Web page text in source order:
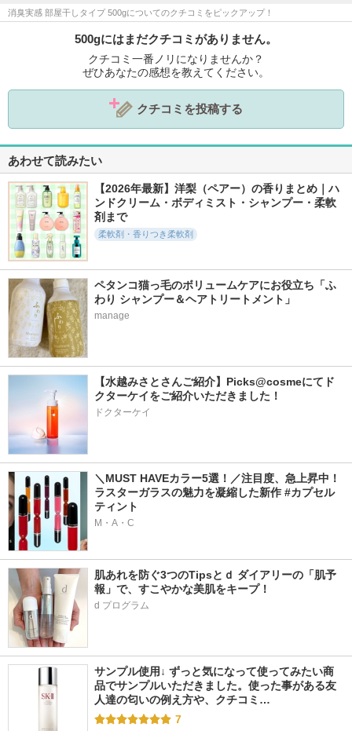
消臭実感 部屋干しタイプ 500gについてのクチコミをピックアップ！
500gにはまだクチコミがありません。
クチコミ一番ノリになりませんか？
ぜひあなたの感想を教えてください。
クチコミを投稿する
あわせて読みたい
【2026年最新】洋梨（ペアー）の香りまとめ｜ハ
ンドクリーム・ボディミスト・シャンプー・柔軟
剤まで
柔軟剤・香りつき柔軟剤
ペタンコ猫っ毛のボリュームケアにお役立ち「ふ
わり シャンプー＆ヘアトリートメント」
manage
【水越みさとさんご紹介】Picks@cosmeにてド
クターケイをご紹介いただきました！
ドクターケイ
＼MUST HAVEカラー5選！／注目度、急上昇中！
ラスターガラスの魅力を凝縮した新作 #カプセル
ティント
M・A・C
肌あれを防ぐ3つのTipsとｄ ダイアリーの「肌予
報」で、すこやかな美肌をキープ！
d プログラム
サンプル使用↓ ずっと気になって使ってみたい商
品でサンプルいただきました。使った事がある友
人達の匂いの例え方や、クチコミ…
7